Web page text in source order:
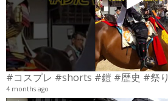
#コスプレ #shorts #鎧 #歴史 #祭り
4 months ago